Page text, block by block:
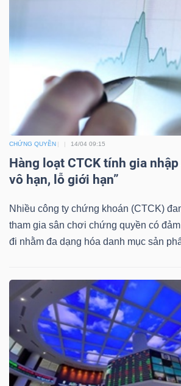
CHỨNG QUYỀN 14/04 09:15
Hàng loạt CTCK tính gia
vô hạn, lỗ giới hạn”
Nhiều công ty chứng khoán (CTCK)
tham gia sân chơi chứng quyền có
đi nhằm đa dạng hóa danh mục sản
TIỆN
ÍCH
ĐỘNG
SẢN
chứng
khoán
(-)
Tất cả Cổ phiếu Chỉ số
Lãnh